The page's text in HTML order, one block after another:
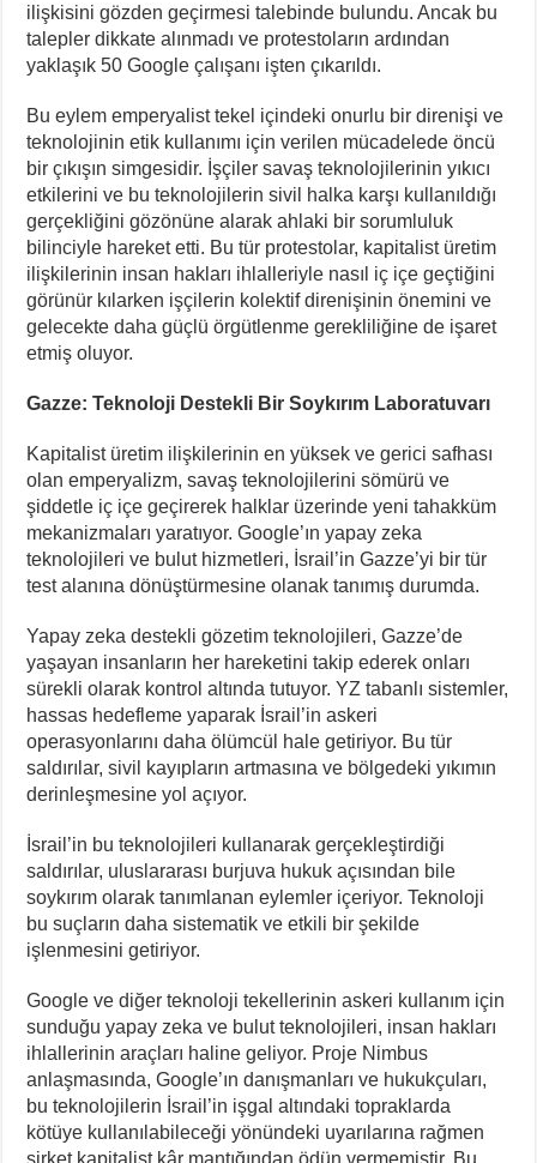
ilişkisini gözden geçirmesi talebinde bulundu. Ancak bu
talepler dikkate alınmadı ve protestoların ardından
yaklaşık 50 Google çalışanı işten çıkarıldı.
Bu eylem emperyalist tekel içindeki onurlu bir direnişi ve
teknolojinin etik kullanımı için verilen mücadelede öncü
bir çıkışın simgesidir. İşçiler savaş teknolojilerinin yıkıcı
etkilerini ve bu teknolojilerin sivil halka karşı kullanıldığı
gerçekliğini gözönüne alarak ahlaki bir sorumluluk
bilinciyle hareket etti. Bu tür protestolar, kapitalist üretim
ilişkilerinin insan hakları ihlalleriyle nasıl iç içe geçtiğini
görünür kılarken işçilerin kolektif direnişinin önemini ve
gelecekte daha güçlü örgütlenme gerekliliğine de işaret
etmiş oluyor.
Gazze: Teknoloji Destekli Bir Soykırım Laboratuvarı
Kapitalist üretim ilişkilerinin en yüksek ve gerici safhası
olan emperyalizm, savaş teknolojilerini sömürü ve
şiddetle iç içe geçirerek halklar üzerinde yeni tahakküm
mekanizmaları yaratıyor. Google’ın yapay zeka
teknolojileri ve bulut hizmetleri, İsrail’in Gazze’yi bir tür
test alanına dönüştürmesine olanak tanımış durumda.
Yapay zeka destekli gözetim teknolojileri, Gazze’de
yaşayan insanların her hareketini takip ederek onları
sürekli olarak kontrol altında tutuyor. YZ tabanlı sistemler,
hassas hedefleme yaparak İsrail’in askeri
operasyonlarını daha ölümcül hale getiriyor. Bu tür
saldırılar, sivil kayıpların artmasına ve bölgedeki yıkımın
derinleşmesine yol açıyor.
İsrail’in bu teknolojileri kullanarak gerçekleştirdiği
saldırılar, uluslararası burjuva hukuk açısından bile
soykırım olarak tanımlanan eylemler içeriyor. Teknoloji
bu suçların daha sistematik ve etkili bir şekilde
işlenmesini getiriyor.
Google ve diğer teknoloji tekellerinin askeri kullanım için
sunduğu yapay zeka ve bulut teknolojileri, insan hakları
ihlallerinin araçları haline geliyor. Proje Nimbus
anlaşmasında, Google’ın danışmanları ve hukukçuları,
bu teknolojilerin İsrail’in işgal altındaki topraklarda
kötüye kullanılabileceği yönündeki uyarılarına rağmen
şirket kapitalist kâr mantığından ödün vermemiştir. Bu,